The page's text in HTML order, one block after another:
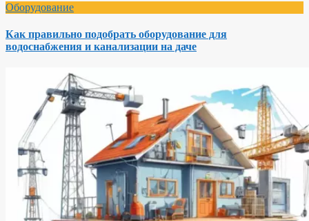
Оборудование
Как правильно подобрать оборудование для
водоснабжения и канализации на даче